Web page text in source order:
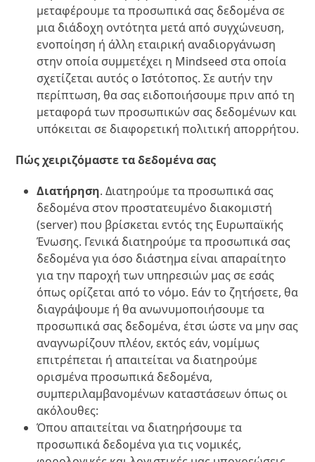
μεταφέρουμε τα προσωπικά σας δεδομένα σε
μια διάδοχη οντότητα μετά από συγχώνευση,
ενοποίηση ή άλλη εταιρική αναδιοργάνωση
στην οποία συμμετέχει η Mindseed στα οποία
σχετίζεται αυτός ο Ιστότοπος. Σε αυτήν την
περίπτωση, θα σας ειδοποιήσουμε πριν από τη
μεταφορά των προσωπικών σας δεδομένων και
υπόκειται σε διαφορετική πολιτική απορρήτου.
Πώς χειριζόμαστε τα δεδομένα σας
Διατήρηση. Διατηρούμε τα προσωπικά σας
δεδομένα στον προστατευμένο διακομιστή
(server) που βρίσκεται εντός της Ευρωπαϊκής
Ένωσης. Γενικά διατηρούμε τα προσωπικά σας
δεδομένα για όσο διάστημα είναι απαραίτητο
για την παροχή των υπηρεσιών μας σε εσάς
όπως ορίζεται από το νόμο. Εάν το ζητήσετε, θα
διαγράψουμε ή θα ανωνυμοποιήσουμε τα
προσωπικά σας δεδομένα, έτσι ώστε να μην σας
αναγνωρίζουν πλέον, εκτός εάν, νομίμως
επιτρέπεται ή απαιτείται να διατηρούμε
ορισμένα προσωπικά δεδομένα,
συμπεριλαμβανομένων καταστάσεων όπως οι
ακόλουθες:
Όπου απαιτείται να διατηρήσουμε τα
προσωπικά δεδομένα για τις νομικές,